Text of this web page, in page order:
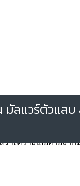
มัลแวร์ตัวแส